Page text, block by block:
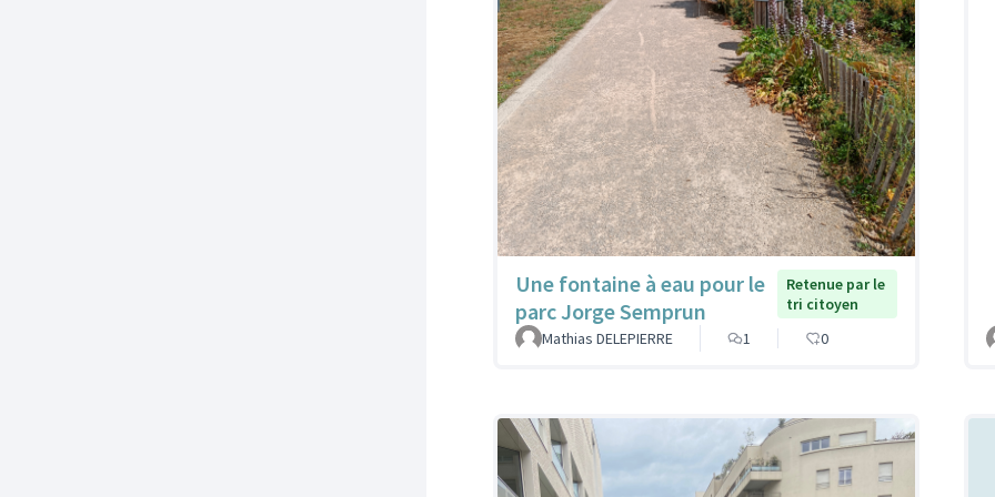
Une fontaine à eau pour le
parc Jorge Semprun
Retenue par le
tri citoyen
Mathias DELEPIERRE
1 0